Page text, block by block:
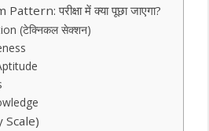
परीक्षा में क्या पूछा जाएगा?
(टेक्निकल सेक्शन)
Scale)